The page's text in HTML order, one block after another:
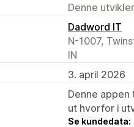
Denne
Dadword IT
N-1007,
IN
3. april 2026
Denne
ut hvorfor i
Se kundedata: